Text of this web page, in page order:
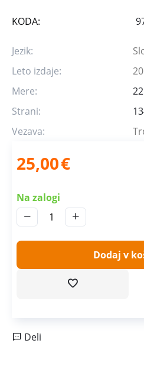
KODA:
Jezik:
Leto izdaje:
Mere:
Strani:
Vezava:
25,00€
Na zalogi
+
−
Dodaj v
Deli